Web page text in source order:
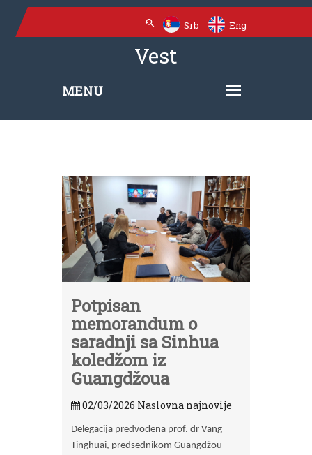
Srb Eng
Vest
Potpisan
memorandum o
saradnji sa Sinhua
koledžom iz
Guangdžoua
02/03/2026 Naslovna najnovije
Delegacija predvođena prof. dr Vang
Tinghuai, predsednikom Guangdžou